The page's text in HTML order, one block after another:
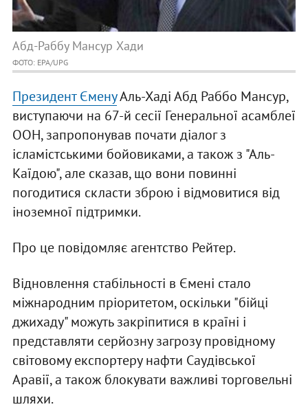
Абд-Раббу Мансур Хади
ФОТО: EPA/UPG
Президент ЄменуАль-Хаді Абд Раббо Мансур,
виступаючи на 67-й сесії Генеральної асамблеї
ООН, запропонував почати діалог з
ісламістськими бойовиками, а також з "Аль-
Каїдою", але сказав, що вони повинні
погодитися скласти зброю і відмовитися від
іноземної підтримки.
Про це повідомляє агентство Рейтер.
Відновлення стабільності в Ємені стало
міжнародним пріоритетом, оскільки "бійці
джихаду" можуть закріпитися в країні і
представляти серйозну загрозу провідному
світовому експортеру нафти Саудівської
Аравії, а також блокувати важливі торговельні
шляхи.